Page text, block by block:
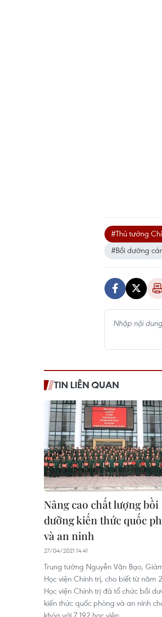
#Thủ tướng
#Bồi dưỡng
TIN LIÊN QUAN
Nâng cao chất lượng bồi
dưỡng kiến thức quốc
và an ninh
27/04/2021 14:41
Trung tướng Nguyễn Văn Bạo,
Học viện Chính trị, cho biết từ năm
Học viện Chính trị đã tổ chức bồi
kiến thức quốc phòng và an ninh